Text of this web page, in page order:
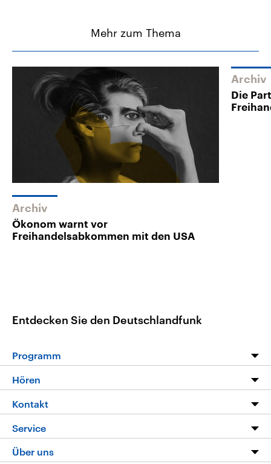
Mehr zum Thema
Archiv
Ökonom warnt vor
Freihandelsabkommen mit den USA
Archiv
Die
Entdecken Sie den Deutschlandfunk
Programm
Die Nachrichten
Nachrichtenleicht
Neue Beiträge auf dlf.de
Hören
Livestream
Podcasts
Deutschlandfunk App
Kontakt
Service
FAQ
Über uns